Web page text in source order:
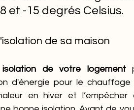
et -15 degrés Celsius.
de sa maison
isolation de votre logement
d'énergie pour le
en hiver et